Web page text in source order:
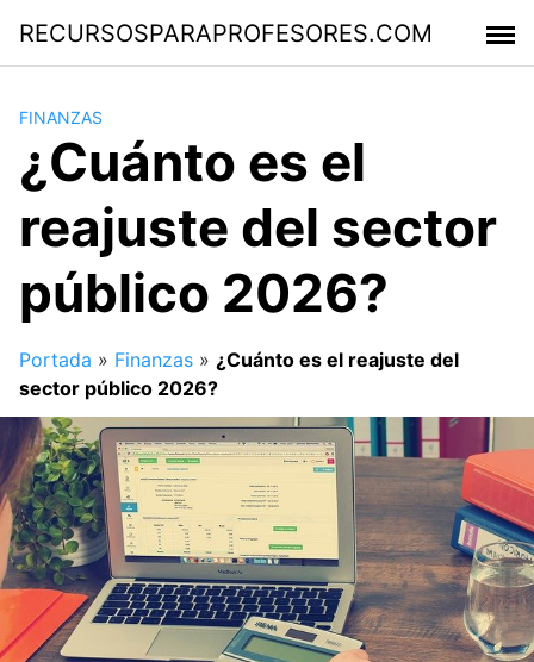
contenido
RECURSOSPARAPROFESORES.COM
FINANZAS
¿Cuánto es el
reajuste del sector
público 2026?
Portada » Finanzas » ¿Cuánto es el reajuste del
sector público 2026?